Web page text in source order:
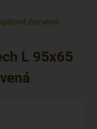
červená
L 95x65